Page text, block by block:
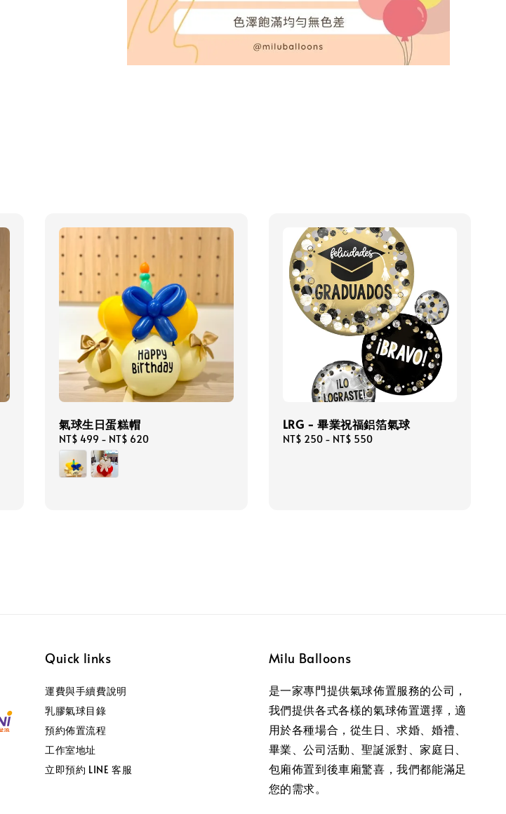
氣球生日蛋糕帽
Regular
price
NT$ 499 - NT$ 620
LRG - 畢業祝福鋁箔氣球
Regular
NT$ 250- NT$ 550
Quick links
運費與手續費說明
乳膠氣球目錄
預約佈置流程
工作室地址
立即預約 LINE 客服
Milu Balloons
是一家專門提供氣球佈置服務的公司，
我們提供各式各樣的氣球佈置選擇，適
用於各種場合，從生日、求婚、婚禮、
畢業、公司活動、聖誕派對、家庭日、
包廂佈置到後車廂驚喜，我們都能滿足
您的需求。